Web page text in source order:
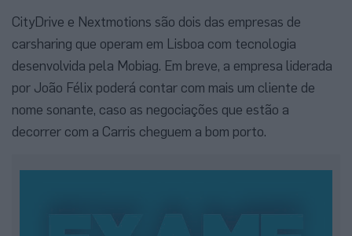
CityDrive e Nextmotions são dois das empresas de
carsharing que operam em Lisboa com tecnologia
desenvolvida pela Mobiag. Em breve, a empresa liderada
por João Félix poderá contar com mais um cliente de
nome sonante, caso as negociações que estão a
decorrer com a Carris cheguem a bom porto.